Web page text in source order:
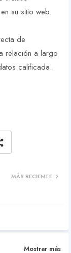
su sitio web.
de
relación a largo
calificada.
MÁS RECIENTE
Mostrar más